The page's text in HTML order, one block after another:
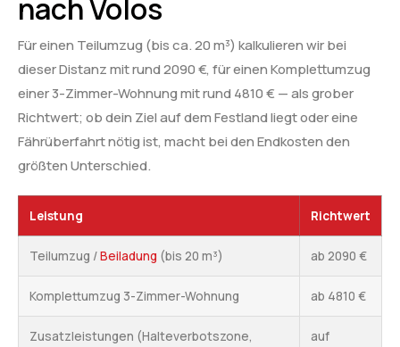
nach Volos
Für einen Teilumzug (bis ca. 20 m³) kalkulieren wir bei
dieser Distanz mit rund 2090 €, für einen Komplettumzug
einer 3-Zimmer-Wohnung mit rund 4810 € — als grober
Richtwert; ob dein Ziel auf dem Festland liegt oder eine
Fährüberfahrt nötig ist, macht bei den Endkosten den
größten Unterschied.
Leistung Richtwert
Teilumzug /Beiladung (bis 20 m³) ab 2090 €
Komplettumzug 3-Zimmer-Wohnung ab 4810 €
Zusatzleistungen (Halteverbotszone,
auf